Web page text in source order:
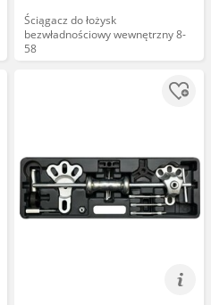
Ściągacz do łożysk
bezwładnościowy wewnętrzny 8-
58